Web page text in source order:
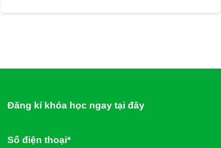
Đăng kí khóa học ngay tại đây
Số điện thoại*